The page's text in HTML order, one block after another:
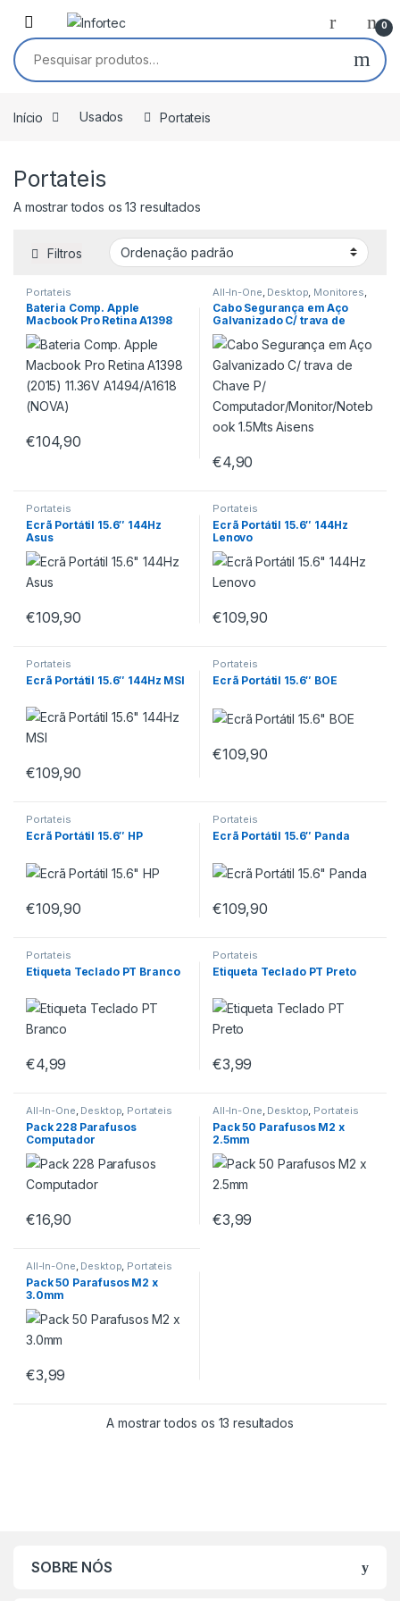
Saltar para navegação
Pular para o conteúdo
0
Pesquisar por:
Início Usados Portateis
Portateis
A mostrar todos os 13 resultados
Filtros
Portateis
Bateria Comp. Apple
Macbook Pro Retina A1398
(2015) 11.36V A1494/A1618
(NOVA)
€104,90
All-In-One Desktop Monitores
Portateis
Cabo Segurança em Aço
Galvanizado C/ trava de
Chave P/
Computador/Monitor/Noteb
ook 1.5Mts Aisens
€4,90
Portateis
Ecrã Portátil 15.6″ 144Hz
Asus
€109,90
Portateis
Ecrã Portátil 15.6″ 144Hz
Lenovo
€109,90
Portateis
Ecrã Portátil 15.6″ 144Hz MSI
€109,90
Portateis
Ecrã Portátil 15.6″ BOE
€109,90
Portateis
Ecrã Portátil 15.6″ HP
€109,90
Portateis
Ecrã Portátil 15.6″ Panda
€109,90
Portateis
Etiqueta Teclado PT Branco
€4,99
Portateis
Etiqueta Teclado PT Preto
€3,99
All-In-One, Desktop, Portateis
Pack 228 Parafusos
Computador
€16,90
All-In-One, Desktop, Portateis
Pack 50 Parafusos M2 x
2.5mm
€3,99
All-In-One Desktop Portateis
Pack 50 Parafusos M2 x
3.0mm
€3,99
A mostrar todos os 13 resultados
SOBRE NÓS